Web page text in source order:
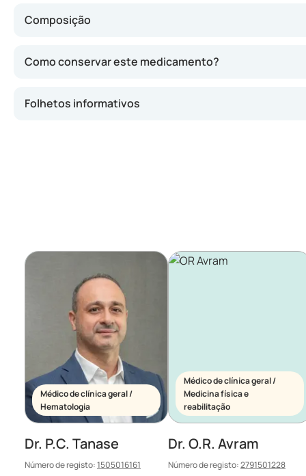
Composição
Como conservar este medicamento?
Folhetos informativos
Médico de clínica geral /
Hematologia
Dr. P.C. Tanase
Número de registo:1505016161
Médico de clínica geral /
Medicina física e
reabilitação
Dr. O.R. Avram
Número de registo:2791501228